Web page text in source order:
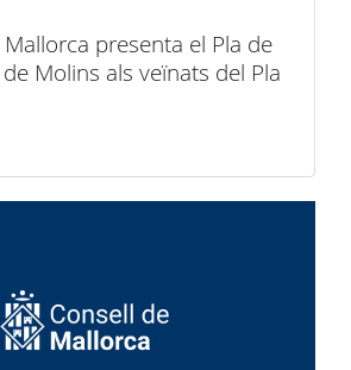
Mallorca presenta el Pla de
Molins als veïnats del Pla